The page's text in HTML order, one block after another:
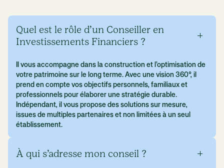
Quel est le rôle d’un Conseiller en
Investissements Financiers ?
Il vous accompagne dans la construction et l’optimisation de
votre patrimoine sur le long terme. Avec une vision 360°, il
prend en compte vos objectifs personnels, familiaux et
professionnels pour élaborer une stratégie durable.
Indépendant, il vous propose des solutions sur mesure,
issues de multiples partenaires et non limitées à un seul
établissement.
À qui s’adresse mon conseil ?